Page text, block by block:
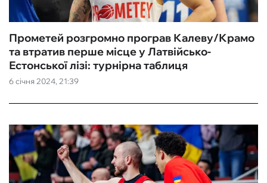
6 січня 2024, 21:39
Прометей розгромно програв Калеву/Крамо
та втратив перше місце у Латвійсько-
Естонської лізі: турнірна таблиця